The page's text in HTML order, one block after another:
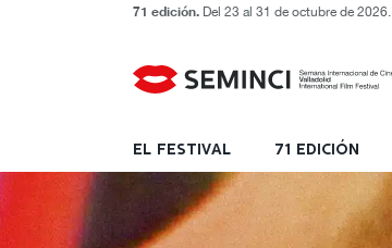
71 edición. Del 23 al 31 de octubre de 2026.
EL FESTIVAL 71 EDICIÓN